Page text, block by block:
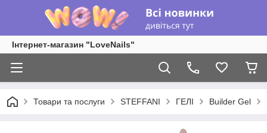
Інтернет-магазин "LoveNails"
Товари та послуги STEFFANI ГЕЛІ Builder Gel